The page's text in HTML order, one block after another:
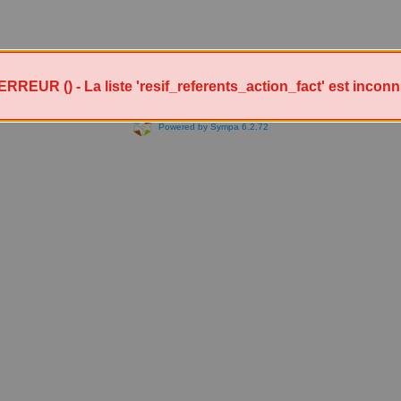
Powered by Sympa 6.2.72
() - La liste 'resif_referents_action_fact' est